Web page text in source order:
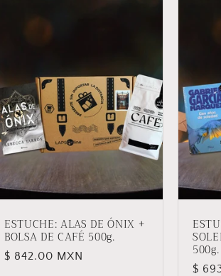
ESTUCHE: ALAS DE ÓNIX +
BOLSA DE CAFÉ 500g.
Precio
$ 842.00 MXN 500g.
$